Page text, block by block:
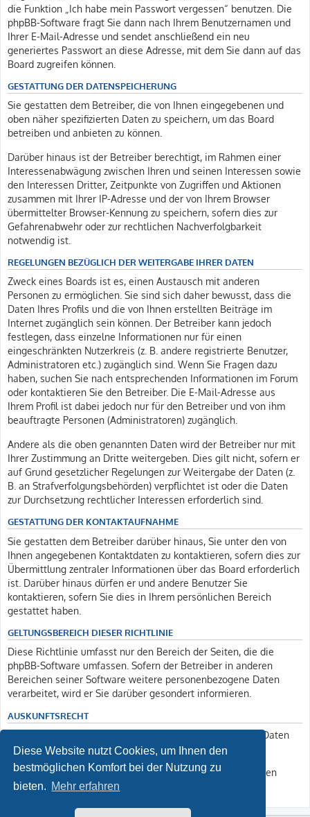
Diese Website nutzt Cookies, um Ihnen den
bestmöglichen Komfort bei der Nutzung zu
bieten. Mehr erfahren
die Funktion „Ich habe mein Passwort vergessen“ benutzen. Die
phpBB-Software fragt Sie dann nach Ihrem Benutzernamen und
Ihrer E-Mail-Adresse und sendet anschließend ein neu
generiertes Passwort an diese Adresse, mit dem Sie dann auf das
Board zugreifen können.
GESTATTUNG DER DATENSPEICHERUNG
Sie gestatten dem Betreiber, die von Ihnen eingegebenen und
oben näher spezifizierten Daten zu speichern, um das Board
betreiben und anbieten zu können.
Darüber hinaus ist der Betreiber berechtigt, im Rahmen einer
Interessenabwägung zwischen Ihren und seinen Interessen sowie
den Interessen Dritter, Zeitpunkte von Zugriffen und Aktionen
zusammen mit Ihrer IP-Adresse und der von Ihrem Browser
übermittelter Browser-Kennung zu speichern, sofern dies zur
Gefahrenabwehr oder zur rechtlichen Nachverfolgbarkeit
notwendig ist.
REGELUNGEN BEZÜGLICH DER WEITERGABE IHRER DATEN
Zweck eines Boards ist es, einen Austausch mit anderen
Personen zu ermöglichen. Sie sind sich daher bewusst, dass die
Daten Ihres Profils und die von Ihnen erstellten Beiträge im
Internet zugänglich sein können. Der Betreiber kann jedoch
festlegen, dass einzelne Informationen nur für einen
eingeschränkten Nutzerkreis (z. B. andere registrierte Benutzer,
Administratoren etc.) zugänglich sind. Wenn Sie Fragen dazu
haben, suchen Sie nach entsprechenden Informationen im Forum
oder kontaktieren Sie den Betreiber. Die E-Mail-Adresse aus
Ihrem Profil ist dabei jedoch nur für den Betreiber und von ihm
beauftragte Personen (Administratoren) zugänglich.
Andere als die oben genannten Daten wird der Betreiber nur mit
Ihrer Zustimmung an Dritte weitergeben. Dies gilt nicht, sofern er
auf Grund gesetzlicher Regelungen zur Weitergabe der Daten (z.
B. an Strafverfolgungsbehörden) verpflichtet ist oder die Daten
zur Durchsetzung rechtlicher Interessen erforderlich sind.
GESTATTUNG DER KONTAKTAUFNAHME
Sie gestatten dem Betreiber darüber hinaus, Sie unter den von
Ihnen angegebenen Kontaktdaten zu kontaktieren, sofern dies zur
Übermittlung zentraler Informationen über das Board erforderlich
ist. Darüber hinaus dürfen er und andere Benutzer Sie
kontaktieren, sofern Sie dies in Ihrem persönlichen Bereich
gestattet haben.
GELTUNGSBEREICH DIESER RICHTLINIE
Diese Richtlinie umfasst nur den Bereich der Seiten, die die
phpBB-Software umfassen. Sofern der Betreiber in anderen
Bereichen seiner Software weitere personenbezogene Daten
verarbeitet, wird er Sie darüber gesondert informieren.
AUSKUNFTSRECHT
Der Betreiber erteilt Ihnen auf Anfrage Auskunft, welche Daten
über Sie gespeichert sind.
Sie können jederzeit die Löschung bzw. Sperrung Ihrer Daten
verlangen. Kontaktieren Sie hierzu bitte den Betreiber.